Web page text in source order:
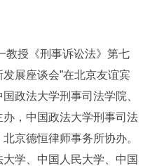
授《刑事诉讼法》第七
展座谈会”在北京友谊宾
政法大学刑事司法学院、
，中国政法大学刑事司法
京德恒律师事务所协办。
学、中国人民大学、中国